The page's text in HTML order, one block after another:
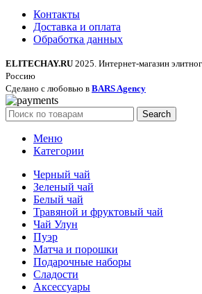
Контакты
Доставка и оплата
Обработка данных
ELITECHAY.RU 2025. Интернет-магазин
Россию
Сделано с любовью в BARS Agency
Search
Меню
Категории
Черный чай
Зеленый чай
Белый чай
Травяной и фруктовый чай
Чай Улун
Пуэр
Матча и порошки
Подарочные наборы
Сладости
Аксессуары